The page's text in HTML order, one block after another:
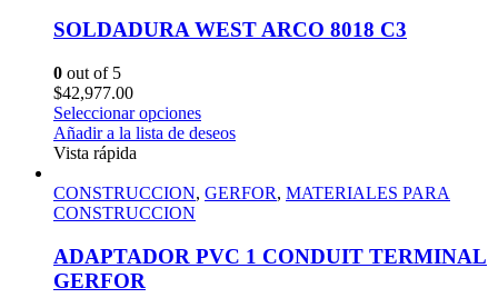
SOLDADURA WEST ARCO 8018 C3
0 out of 5
$42,977.00
Seleccionar opciones
Añadir a la lista de deseos
Vista rápida
CONSTRUCCION, GERFOR, MATERIALES PARA
CONSTRUCCION
ADAPTADOR PVC 1 CONDUIT TERMINAL
GERFOR